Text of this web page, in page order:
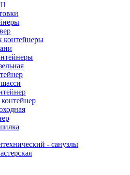
контейнеры
- санузлы